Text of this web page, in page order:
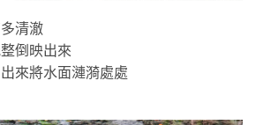
清澈
倒映出來
來將水面漣漪處處